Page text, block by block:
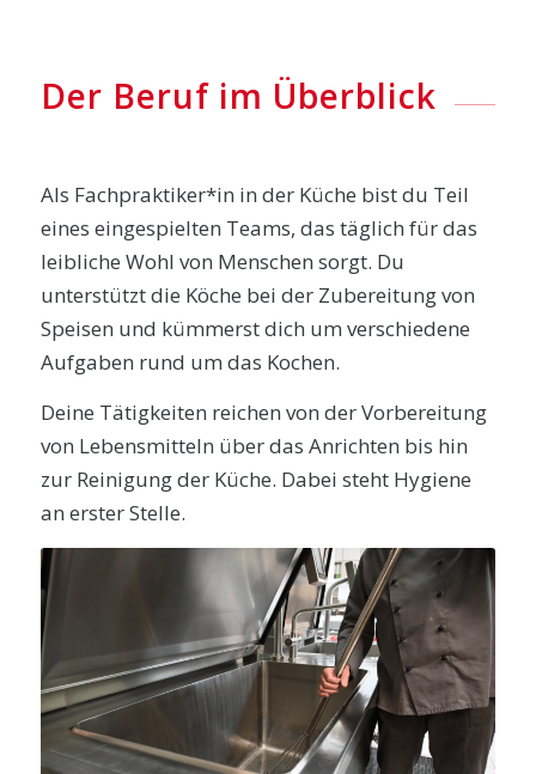
Der Beruf im Überblick
Als Fachpraktiker*in in der Küche bist du Teil
eines eingespielten Teams, das täglich für das
leibliche Wohl von Menschen sorgt. Du
unterstützt die Köche bei der Zubereitung von
Speisen und kümmerst dich um verschiedene
Aufgaben rund um das Kochen.
Deine Tätigkeiten reichen von der Vorbereitung
von Lebensmitteln über das Anrichten bis hin
zur Reinigung der Küche. Dabei steht Hygiene
an erster Stelle.